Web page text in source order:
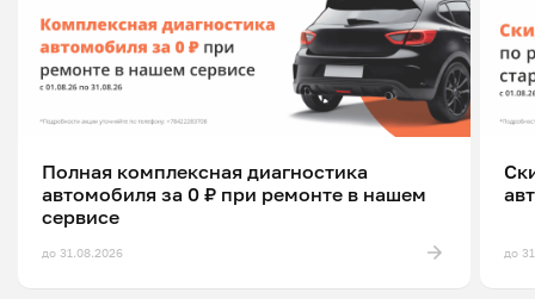
Полная комплексная диагностика
автомобиля за 0 ₽ при ремонте в нашем
сервисе
до 31.08.2026 до